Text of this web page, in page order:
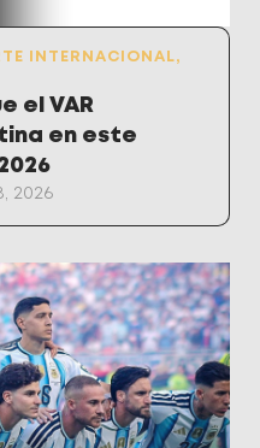
INTERNACIONAL,
el VAR
en este
2026